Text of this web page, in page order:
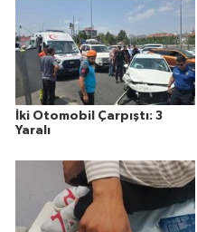
İki Otomobil Çarpıştı: 3
Yaralı